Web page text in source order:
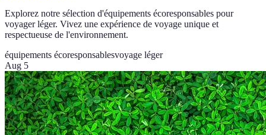
Explorez notre sélection d'équipements écoresponsables pour
voyager léger. Vivez une expérience de voyage unique et
respectueuse de l'environnement.
équipements écoresponsablesvoyage léger
Aug 5